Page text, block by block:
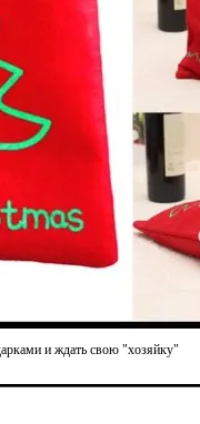
и ждать свою "хозяйку"